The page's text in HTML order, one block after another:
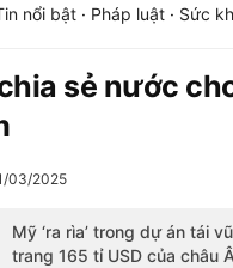
nổi bật· Pháp luật· Sức
sẻ nước
03/2025
Mỹ ‘ra rìa’ trong dự án tái vũ
trang 165 tỉ USD của châu